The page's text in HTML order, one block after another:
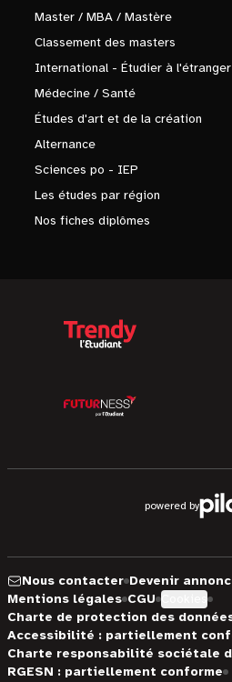
Master / MBA / Mastère
Classement des masters
International - Étudier à l'étranger
Médecine / Santé
Études d'art et de la création
Alternance
Sciences po - IEP
Les études par région
Nos fiches diplômes
powered by
Nous contacter Devenir
Mentions légales CGU
Charte de protection des
Accessibilité : partiellement
Charte responsabilité sociétale
RGESN : partiellement conforme